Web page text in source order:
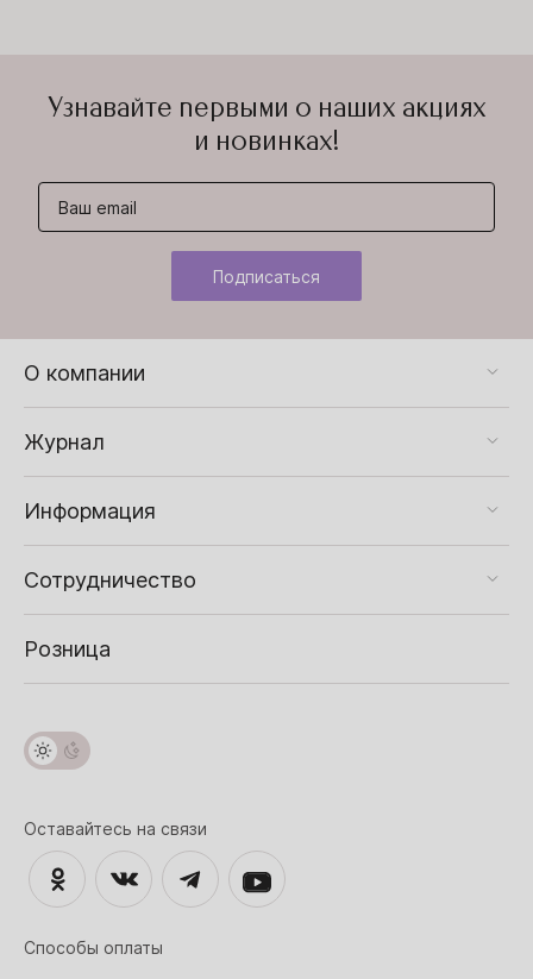
Узнавайте первыми о наших акциях
и новинках!
Подписаться
О компании
Журнал
Информация
Сотрудничество
Розница
Способы оплаты
Оставайтесь на связи